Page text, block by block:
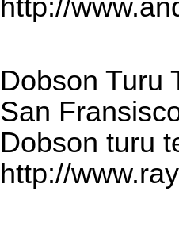
http://
Dobson Turu
San
Dobson turu
http://